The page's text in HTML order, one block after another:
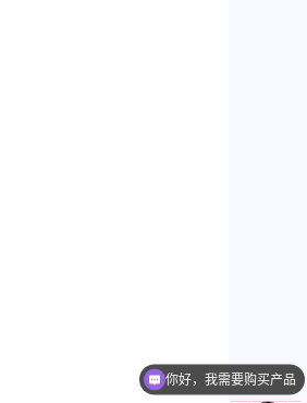
你好，我需要产品询价